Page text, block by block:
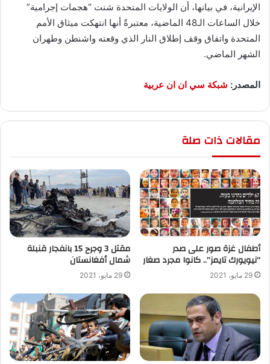
الإيرانية، في بيانها، أن الولايات المتحدة شنت “هجمات إجرامية”
خلال الساعات الـ48 الماضية، معتبرةً أنها انتهكت ميثاق الأمم
المتحدة واتفاق وقف إطلاق النار الذي وقعته واشنطن وطهران
الشهر الماضي.
المصدر: شبكة سي ان ان عربية
مقالات ذات صلة
أطفال غزة صور على صدر
“نيويورك تايمز”.. كانوا مجرد صغار
29 مايو، 2021
‬شمال أفغانستان
29 مايو، 2021